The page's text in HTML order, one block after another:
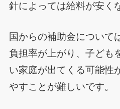
針によっては給料が安く
国からの補助金について
負担率が上がり、子ども
い家庭が出てくる可能性
やすことが難しいです。